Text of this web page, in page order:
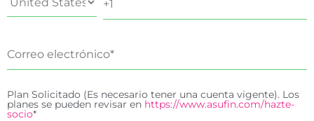
Plan Solicitado (Es necesario tener una cuenta vigente). Los
planes se pueden revisar en https://www.asufin.com/hazte-
socio*